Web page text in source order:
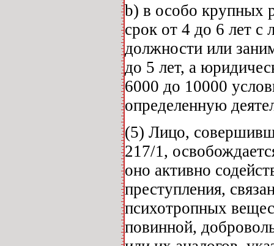
b) в особо крупных
срок от 4 до 6 лет с
должности или
до 5 лет, а
6000 до 10000
определенную
(5) Лицо,
217/1,
оно активно
преступления,
психотропных
повинной,